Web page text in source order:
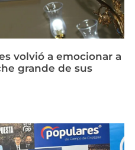
volvió a emocionar a
grande de sus